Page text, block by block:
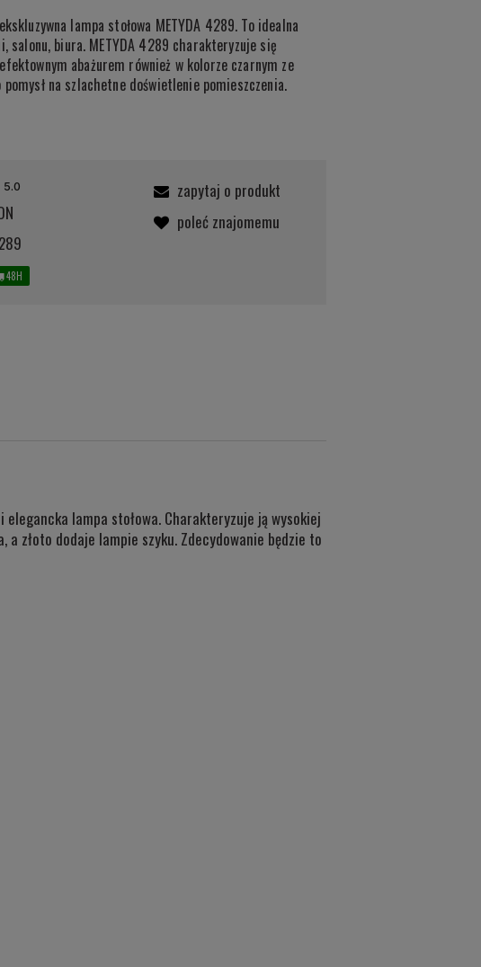
lampa stołowa METYDA 4289. To idealna
salonu, biura. METYDA 4289 charakteryzuje się
abażurem również w kolorze czarnym ze
na szlachetne doświetlenie pomieszczenia.
5.0
48H
zapytaj o produkt
poleć znajomemu
lampa stołowa. Charakteryzuje ją wysokiej
złoto dodaje lampie szyku. Zdecydowanie będzie to